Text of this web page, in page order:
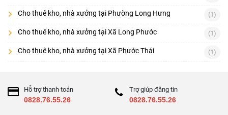
Cho thuê kho, nhà xưởng tại Phường Long Hưng (1)
Cho thuê kho, nhà xưởng tại Xã Long Phước (1)
Cho thuê kho, nhà xưởng tại Xã Phước Thái (1)
Hỗ trợ thanh toán
0828.76.55.26
Trợ giúp đăng tin
0828.76.55.26